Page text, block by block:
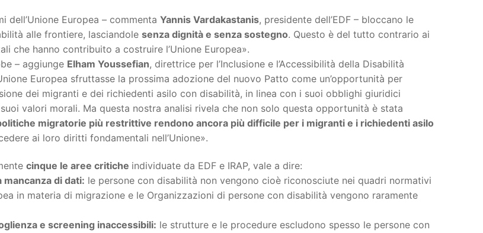
dell’Unione Europea – commenta Yannis Vardakastanis, presidente dell’EDF – bloccano le
alle frontiere, lasciandole senza dignità e senza sostegno. Questo è del tutto contrario ai
che hanno contribuito a costruire l’Unione Europea».
– aggiunge Elham Youssefian, direttrice per l’Inclusione e l’Accessibilità della Disabilità
Europea sfruttasse la prossima adozione del nuovo Patto come un’opportunità per
dei migranti e dei richiedenti asilo con disabilità, in linea con i suoi obblighi giuridici
valori morali. Ma questa nostra analisi rivela che non solo questa opportunità è stata
migratorie più restrittive rendono ancora più difficile per i migranti e i richiedenti asilo
ai loro diritti fondamentali nell’Unione».
cinque le aree critiche individuate da EDF e IRAP, vale a dire:
mancanza di dati: le persone con disabilità non vengono cioè riconosciute nei quadri normativi
in materia di migrazione e le Organizzazioni di persone con disabilità vengono raramente
e screening inaccessibili: le strutture e le procedure escludono spesso le persone con